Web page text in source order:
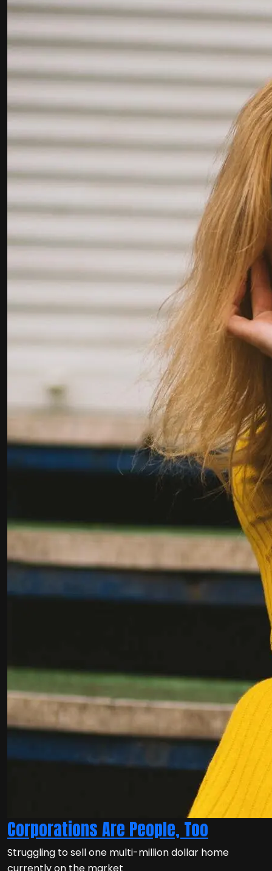
Corporations Are People, Too
Struggling to sell one multi-million dollar home